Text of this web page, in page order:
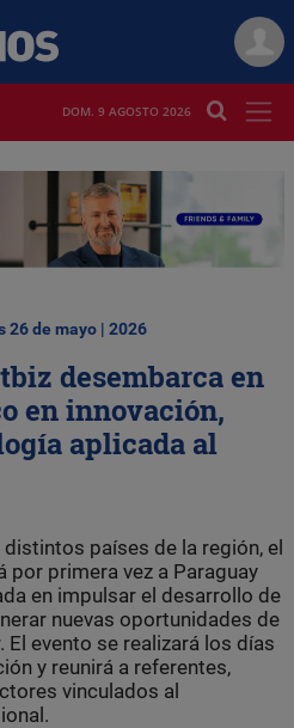
DOM. 9 AGOSTO 2026
26 de mayo | 2026
desembarca en
en innovación,
aplicada al
países de la región, el
por primera vez a Paraguay
en impulsar el desarrollo de
nuevas oportunidades de
evento se realizará los días
y reunirá a referentes,
vinculados al